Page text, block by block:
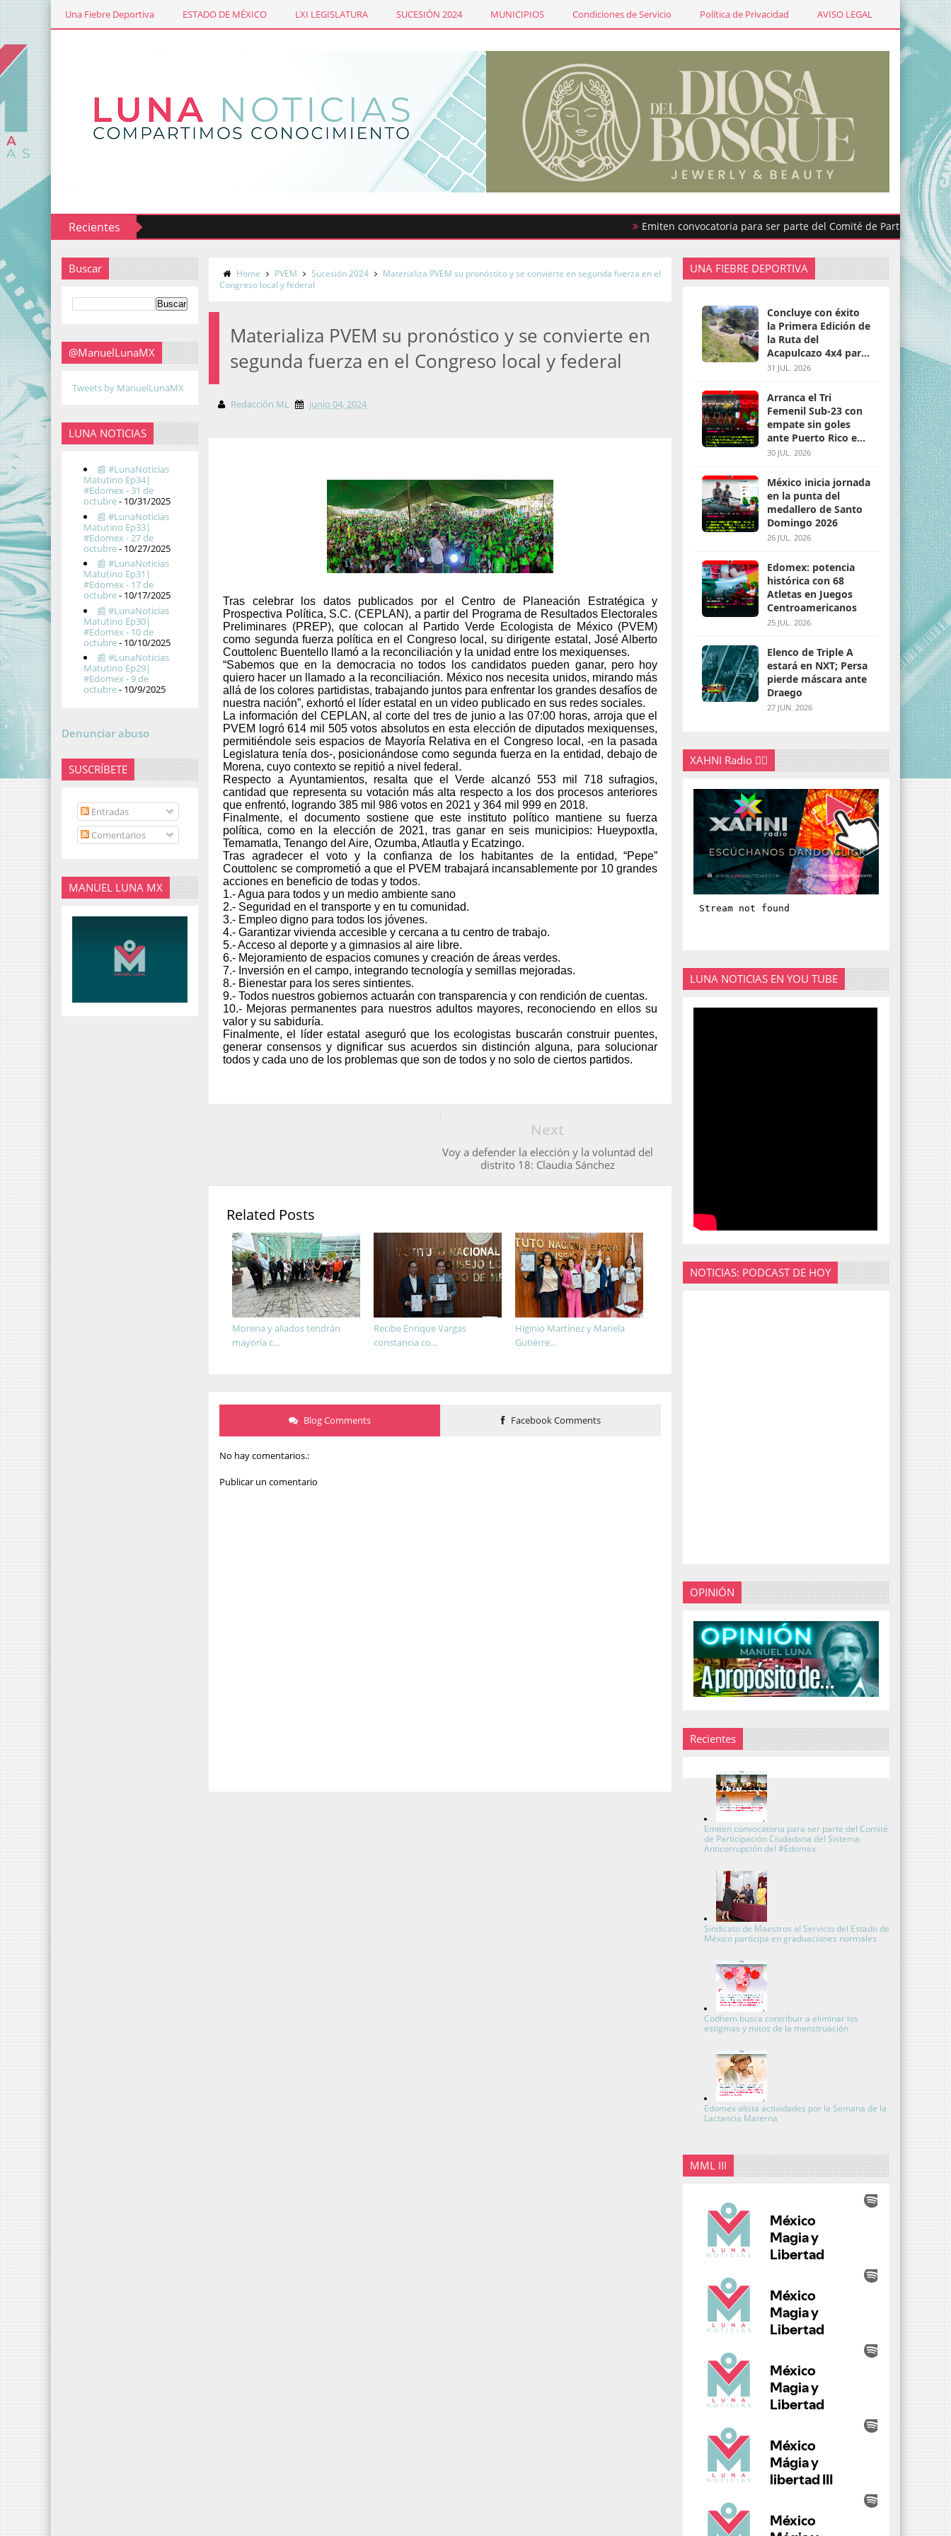
Una Fiebre Deportiva ESTADO DE MÉXICO LXI LEGISLATURA SUCESIÓN 2024 MUNICIPIOS Condiciones de Servicio Política de Privacidad AVISO LEGAL
Recientes Emiten convocatoria para ser parte del Comité de Participación
Buscar
@ManuelLunaMX
Tweets by ManuelLunaMX
LUNA NOTICIAS
📰 #LunaNoticias
Matutino Ep34|
#Edomex - 31 de
octubre- 10/31/2025
📰 #LunaNoticias
Matutino Ep33|
#Edomex - 27 de
octubre- 10/27/2025
📰 #LunaNoticias
Matutino Ep31|
#Edomex - 17 de
octubre- 10/17/2025
📰 #LunaNoticias
Matutino Ep30|
#Edomex - 10 de
octubre- 10/10/2025
📰 #LunaNoticias
Matutino Ep29|
#Edomex - 9 de
octubre- 10/9/2025
Denunciar abuso
SUSCRÍBETE
Entradas
Comentarios
MANUEL LUNA MX
Home PVEM Sucesión 2024
Materializa PVEM su pronóstico y se convierte en segunda fuerza en el
Congreso local y federal
Materializa PVEM su pronóstico y se convierte en
segunda fuerza en el Congreso local y federal
Redacción ML junio 04, 2024
Tras celebrar los datos publicados por el Centro de Planeación Estratégica y
Prospectiva Política, S.C. (CEPLAN), a partir del Programa de Resultados Electorales
Preliminares (PREP), que colocan al Partido Verde Ecologista de México (PVEM)
como segunda fuerza política en el Congreso local, su dirigente estatal, José Alberto
Couttolenc Buentello llamó a la reconciliación y la unidad entre los mexiquenses.
“Sabemos que en la democracia no todos los candidatos pueden ganar, pero hoy
quiero hacer un llamado a la reconciliación. México nos necesita unidos, mirando más
allá de los colores partidistas, trabajando juntos para enfrentar los grandes desafíos de
nuestra nación”, exhortó el líder estatal en un video publicado en sus redes sociales.
La información del CEPLAN, al corte del tres de junio a las 07:00 horas, arroja que el
PVEM logró 614 mil 505 votos absolutos en esta elección de diputados mexiquenses,
permitiéndole seis espacios de Mayoría Relativa en el Congreso local, -en la pasada
Legislatura tenía dos-, posicionándose como segunda fuerza en la entidad, debajo de
Morena, cuyo contexto se repitió a nivel federal.
Respecto a Ayuntamientos, resalta que el Verde alcanzó 553 mil 718 sufragios,
cantidad que representa su votación más alta respecto a los dos procesos anteriores
que enfrentó, logrando 385 mil 986 votos en 2021 y 364 mil 999 en 2018.
Finalmente, el documento sostiene que este instituto político mantiene su fuerza
política, como en la elección de 2021, tras ganar en seis municipios: Hueypoxtla,
Temamatla, Tenango del Aire, Ozumba, Atlautla y Ecatzingo.
Tras agradecer el voto y la confianza de los habitantes de la entidad, “Pepe”
Couttolenc se comprometió a que el PVEM trabajará incansablemente por 10 grandes
acciones en beneficio de todas y todos.
1.- Agua para todos y un medio ambiente sano
2.- Seguridad en el transporte y en tu comunidad.
3.- Empleo digno para todos los jóvenes.
4.- Garantizar vivienda accesible y cercana a tu centro de trabajo.
5.- Acceso al deporte y a gimnasios al aire libre.
6.- Mejoramiento de espacios comunes y creación de áreas verdes.
7.- Inversión en el campo, integrando tecnología y semillas mejoradas.
8.- Bienestar para los seres sintientes.
9.- Todos nuestros gobiernos actuarán con transparencia y con rendición de cuentas.
10.- Mejoras permanentes para nuestros adultos mayores, reconociendo en ellos su
valor y su sabiduría.
Finalmente, el líder estatal aseguró que los ecologistas buscarán construir puentes,
generar consensos y dignificar sus acuerdos sin distinción alguna, para solucionar
todos y cada uno de los problemas que son de todos y no solo de ciertos partidos.
Next
Voy a defender la elección y la voluntad del
distrito 18: Claudia Sánchez
Related Posts
Higinio Martínez y Mariela
Gutiérre...
Recibe Enrique Vargas
constancia co...
Morena y aliados tendrán
mayoría c...
Blog Comments Facebook Comments
No hay comentarios.:
Publicar un comentario
UNA FIEBRE DEPORTIVA
Concluye con éxito
la Primera Edición de
la Ruta del
Acapulcazo 4x4 para
parejas
31 JUL. 2026
Arranca el Tri
Femenil Sub-23 con
empate sin goles
ante Puerto Rico en
Santo Domingo 2026
30 JUL. 2026
México inicia jornada
en la punta del
medallero de Santo
Domingo 2026
26 JUL. 2026
Edomex: potencia
histórica con 68
Atletas en Juegos
Centroamericanos
25 JUL. 2026
Elenco de Triple A
estará en NXT; Persa
pierde máscara ante
Draego
27 JUN. 2026
XAHNI Radio 👇🏽
LUNA NOTICIAS EN YOU TUBE
NOTICIAS: PODCAST DE HOY
OPINIÓN
Recientes
Emiten convocatoria para ser parte del Comité
de Participación Ciudadana del Sistema
Anticorrupción del #Edomex
Sindicato de Maestros al Servicio del Estado de
México participa en graduaciones normales
Codhem busca contribuir a eliminar los
estigmas y mitos de la menstruación
Edomex alista actividades por la Semana de la
Lactancia Materna
MML III